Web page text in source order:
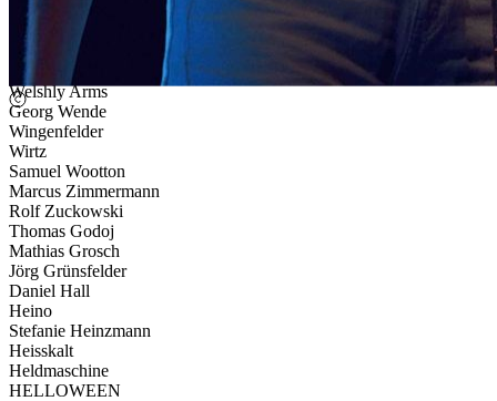
Tommy Wagner
We Butter the Bread with Butter
Timo Weber
Tobi Weiser
Welshly Arms
Georg Wende
Wingenfelder
Wirtz
Samuel Wootton
Marcus Zimmermann
Rolf Zuckowski
Thomas Godoj
Mathias Grosch
Jörg Grünsfelder
Daniel Hall
Heino
Stefanie Heinzmann
Heisskalt
Heldmaschine
HELLOWEEN